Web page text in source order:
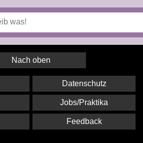
Nach oben
Datenschutz
Jobs/Praktika
Feedback